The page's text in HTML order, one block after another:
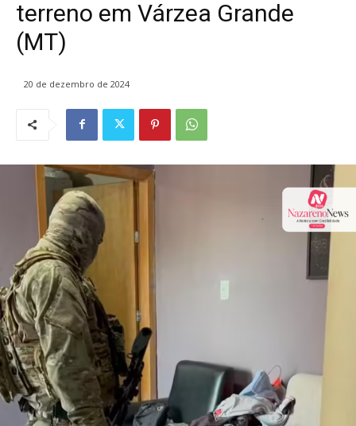
terreno em Várzea Grande
(MT)
20 de dezembro de 2024